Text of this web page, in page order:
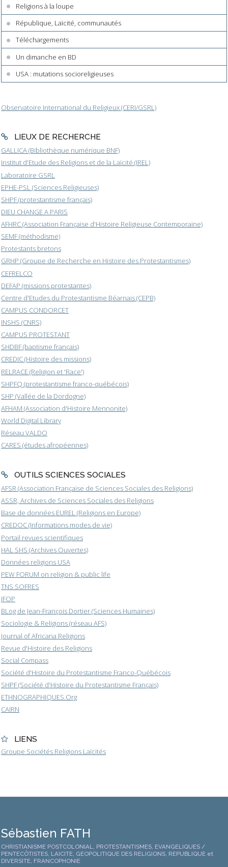
Religions à la loupe
République, Laïcité, communautés
Téléchargements
Un dimanche en BD
USA : mutations socioreligieuses
Observatoire International du Religieux (CERI/GSRL)
LIEUX DE RECHERCHE
GALLICA (Bibliothèque numérique BNF)
Institut d'Etude des Religions et de la Laïcité (IREL)
Laboratoire GSRL
EPHE-PSL (Sciences Religieuses)
SHPF (protestantisme français)
DIEU CHANGE A PARIS
AFHRC (Association Française d'Histoire Religieuse Contemporaine)
SEMF (méthodisme)
Protestants bretons
GRHP (Groupe de Recherche en Histoire des Protestantismes)
CEFRELCO
DEFAP (missions protestantes)
Centre d'Etudes du Protestantisme Béarnais (CEPB)
CAMPUS CONDORCET
INSHS (CNRS)
CAMPUS PROTESTANT
SHDBF (baptisme français)
CREDIC (Histoire des missions)
RELRACE (Religion et 'Race')
SHPFQ (protestantisme franco-québécois)
SHP (Vallée de la Dordogne)
AFHAM (Association d'Histoire Mennonite)
World Digital Library
Réseau VALDO
CARES (études afropéennes)
OUTILS SCIENCES SOCIALES
AFSR (Association Française de Sciences Sociales des Religions)
ASSR, Archives de Sciences Sociales des Religions
Base de données EUREL (Religions en Europe)
CREDOC (Informations modes de vie)
Portail revues scientifiques
HAL SHS (Archives Ouvertes)
Données religions USA
PEW FORUM on religion & public life
TNS SOFRES
IFOP
BLog de Jean-François Dortier (Sciences Humaines)
Sociologie & Religions (réseau AFS)
Journal of Africana Religions
Revue d'Histoire des Religions
Social Compass
Société d'Histoire du Protestantisme Franco-Québécois
SHPF (Société d'Histoire du Protestantisme Français)
ETHNOGRAPHIQUES.Org
CAIRN
LIENS
Groupe Sociétés Religions Laïcités
Sébastien FATH
CHRISTIANISME POSTCOLONIAL, PROTESTANTISMES, EVANGELIQUES /
PENTECÔTISTES, LAICITE, GEOPOLITIQUE DES RELIGIONS, REPUBLIQUE et
DIVERSITE, FRANCOPHONIE